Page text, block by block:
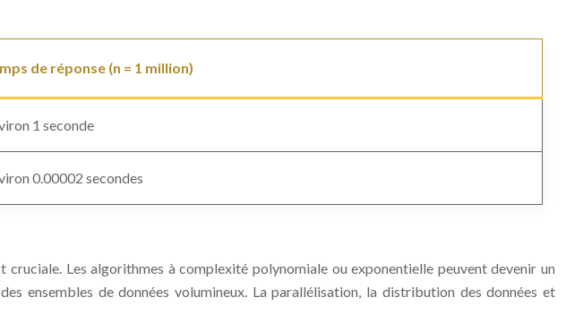
de réponse (n = 1 million)
1 seconde
0.00002 secondes
Les algorithmes à complexité polynomiale ou exponentielle peuvent devenir un
ensembles de données volumineux. La parallélisation, la distribution des données et